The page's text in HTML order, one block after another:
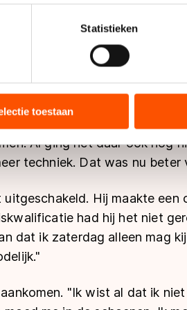
op specifieke eigenschappen
verwerkt en stel uw voorkeuren in het
site met onze partners voor
die u aan hen heeft verstrekt of
aan landen buiten de EU,
op ‘Toestaan’ te klikken, stemt
Statistieken
toestaan
techniek en kracht te
was ik aan het doen op de
dan schaatsen."
Al ging het daar ook nog
techniek. Dat was nu beter
Hij maakte een
had hij het niet
dat ik zaterdag alleen mag
"Ik wist al dat ik